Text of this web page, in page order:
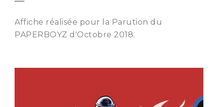
Affiche réalisée pour la Parution du
PAPERBOYZ d'Octobre 2018.